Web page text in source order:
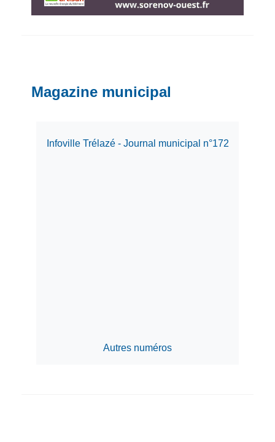
Magazine municipal
Infoville Trélazé - Journal municipal n°172
Autres numéros